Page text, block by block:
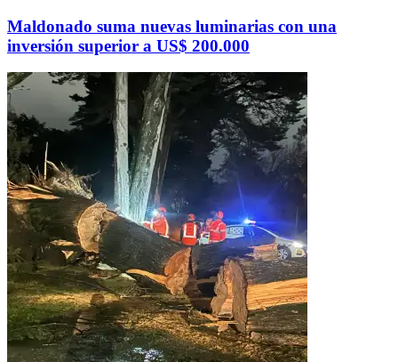
Maldonado suma nuevas luminarias con una
inversión superior a US$ 200.000